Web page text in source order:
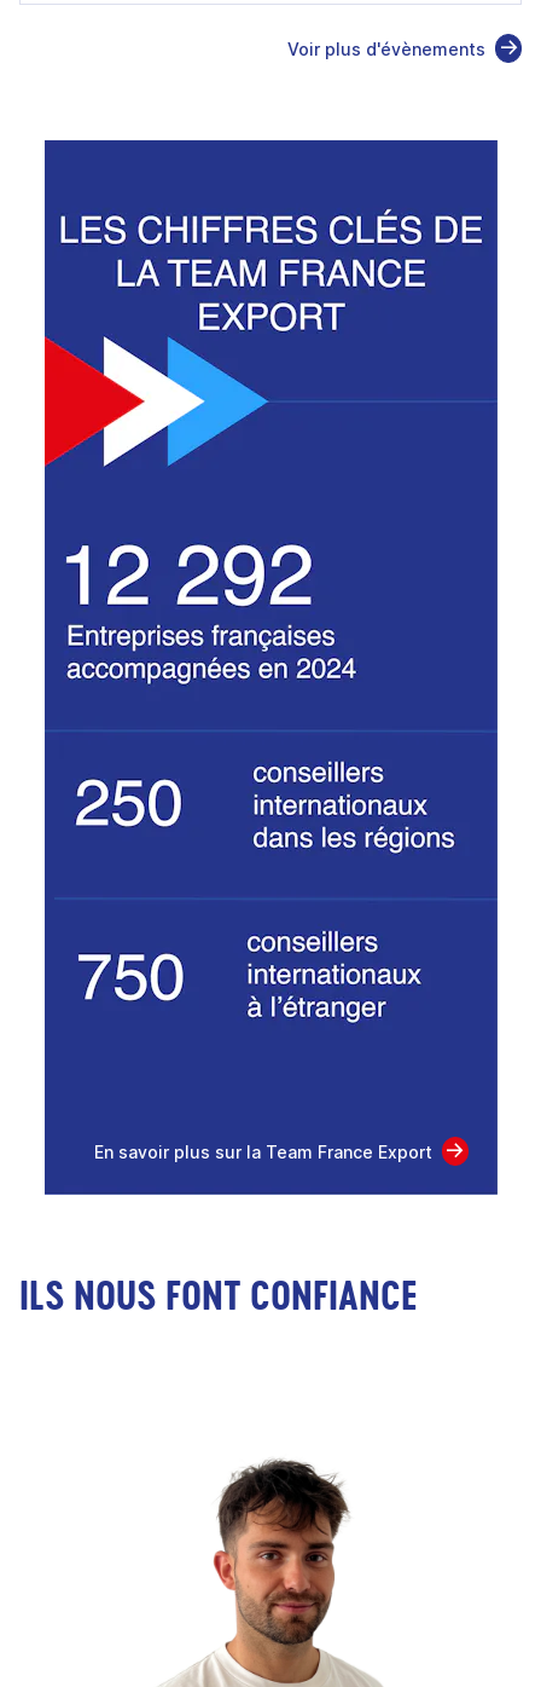
Voir plus d'évènements
En savoir plus sur la Team France Export
ILS NOUS FONT CONFIANCE